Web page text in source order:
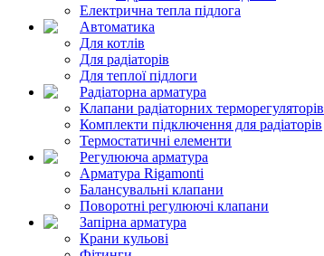
Електрична тепла підлога
Автоматика
Для котлів
Для радіаторів
Для теплої підлоги
Радіаторна арматура
Клапани радіаторних терморегуляторів
Комплекти підключення для радіаторів
Термостатичні елементи
Регулююча арматура
Арматура Rigamonti
Балансувальні клапани
Поворотні регулюючі клапани
Запірна арматура
Крани кульові